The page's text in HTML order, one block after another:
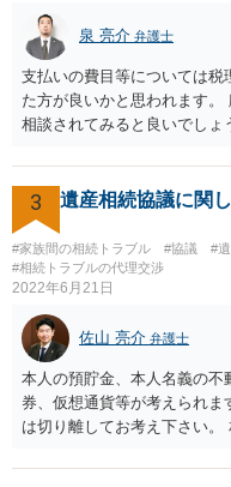
ば、まずそれを書くとよい
なぜ調停を申し立てたのか(
決裂した、など)や亡くなっ
きさつなどが書かれている
うと感じるところは、どのよ
の他、お姉さんの申立書に
った等)、それも書くとよい
産分割に関係ない(と思われ
す(あくまで遺産分割に関係
の方に事情を理解してもらい
泉 亮介 弁護士
支払いの費目等については
た方が良いかと思われます
相談されてみると良いでしょ
3 遺産相続協議に関
#家族間の相続トラブル #協議 #
#相続トラブルの代理交渉
2022年6月21日
佐山 亮介 弁護士
本人の預貯金、本人名義の
券、仮想通貨等が考えられま
は切り離してお考え下さい
意に開示を求め、応じなけ